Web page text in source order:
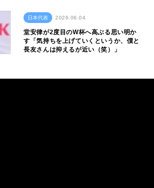
日本代表 2026.06.04
堂安律が2度目のW杯へ高ぶる思い明か
す「気持ちを上げていくというか、僕と
長友さんは抑えるが近い（笑）」